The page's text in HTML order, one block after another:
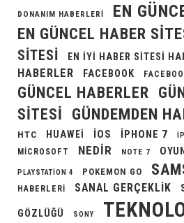
DONANIM HABERLERI EN
EN GÜNCEL HABER
SITESI
EN IYI HABER SITESI
HABERLER
FACEBOOK
GÜNCEL HABERLER
SITESI
GÜNDEMDEN
HTC
HUAWEI IOS IPHONE 7
MICROSOFT NEDIR NOTE 7
PLAYSTATION 4 POKEMON GO
HABERLERI
SANAL GERÇEKLIK
GÖZLÜĞÜ SONY